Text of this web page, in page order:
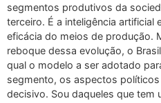
segmentos produtivos da
terceiro. É a inteligência artificial
eficácia do meios de produção.
reboque dessa evolução, o
qual o modelo a ser adotado
segmento, os aspectos
decisivo. Sou daqueles que tem